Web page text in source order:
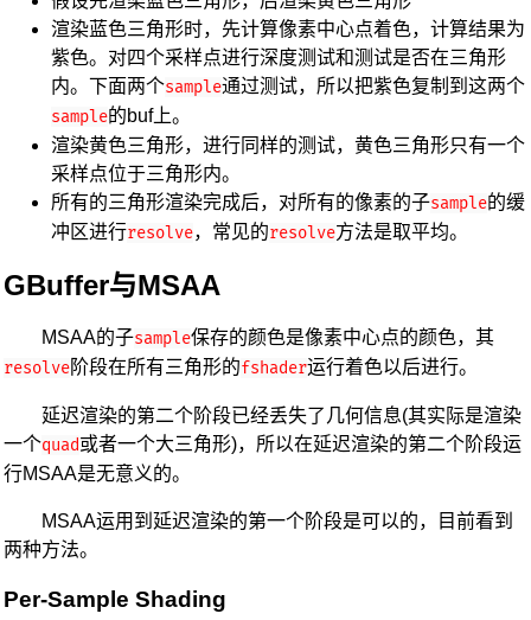
渲染蓝色三角形时，先计算像素中心点着色，计算结果为
紫色。对四个采样点进行深度测试和测试是否在三角形
内。下面两个sample通过测试，所以把紫色复制到这两个
sample的buf上。
渲染黄色三角形，进行同样的测试，黄色三角形只有一个
采样点位于三角形内。
所有的三角形渲染完成后，对所有的像素的子sample的缓
冲区进行resolve，常见的resolve方法是取平均。
GBuffer与MSAA
MSAA的子sample保存的颜色是像素中心点的颜色，其
resolve阶段在所有三角形的fshader运行着色以后进行。
延迟渲染的第二个阶段已经丢失了几何信息(其实际是渲染
一个quad或者一个大三角形)，所以在延迟渲染的第二个阶段运
行MSAA是无意义的。
MSAA运用到延迟渲染的第一个阶段是可以的，目前看到
两种方法。
Per-Sample Shading